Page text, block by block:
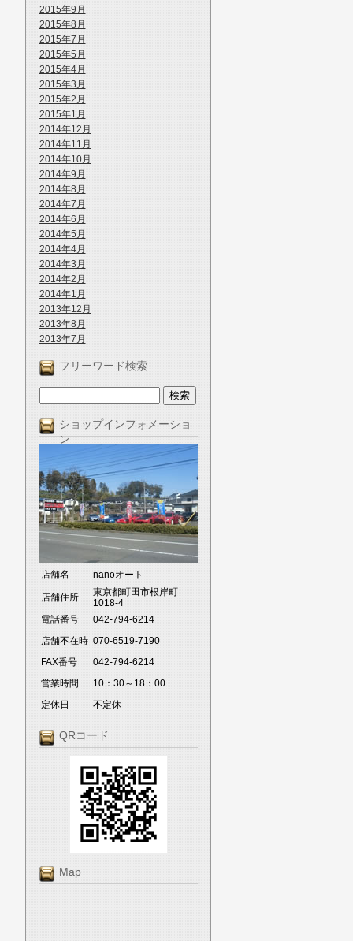
2015年9月
2015年8月
2015年7月
2015年5月
2015年4月
2015年3月
2015年2月
2015年1月
2014年12月
2014年11月
2014年10月
2014年9月
2014年8月
2014年7月
2014年6月
2014年5月
2014年4月
2014年3月
2014年2月
2014年1月
2013年12月
2013年8月
2013年7月
フリーワード検索
ショップインフォメーショ
ン
店舗名 nanoオート
店舗住所
東京都町田市根岸町
1018-4
電話番号
042-794-6214
店舗不在時 070-6519-7190
FAX番号
042-794-6214
営業時間
10：30～18：00
定休日
不定休
QRコード
Map